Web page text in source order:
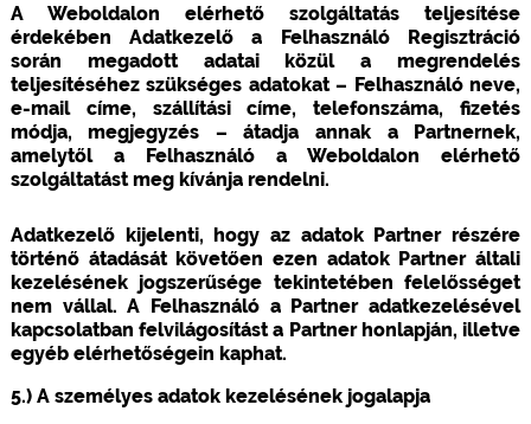
A Weboldalon elérhető szolgáltatás teljesítése
érdekében Adatkezelő a Felhasználó Regisztráció
során megadott adatai közül a megrendelés
teljesítéséhez szükséges adatokat – Felhasználó neve,
e-mail címe, szállítási címe, telefonszáma, fizetés
módja, megjegyzés – átadja annak a Partnernek,
amelytől a Felhasználó a Weboldalon elérhető
szolgáltatást meg kívánja rendelni.
Adatkezelő kijelenti, hogy az adatok Partner részére
történő átadását követően ezen adatok Partner általi
kezelésének jogszerűsége tekintetében felelősséget
nem vállal. A Felhasználó a Partner adatkezelésével
kapcsolatban felvilágosítást a Partner honlapján, illetve
egyéb elérhetőségein kaphat.
5.) A személyes adatok kezelésének jogalapja